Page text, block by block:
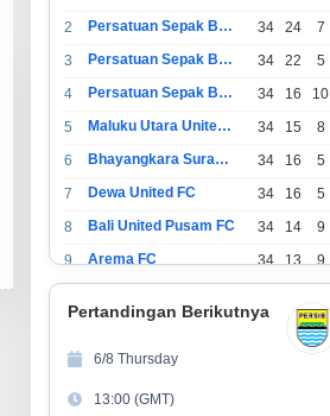
2
Persatuan Sepak Bola Indonesia Bandung 34 24 7
3
Persatuan Sepak Bola Indonesia Jakarta 34 22 5
4
Persatuan Sepak Bola Surabaya 34 16 10
5
Maluku Utara United FC 34 15 8
6
Bhayangkara Surabaya United 34 16 5
7
Dewa United FC 34 16 5
8
Bali United Pusam FC 34 14 9
9
Arema FC 34 13 9
0
1
11 12
2
Pertandingan Berikutnya
6/8 Thursday
13:00 (GMT)